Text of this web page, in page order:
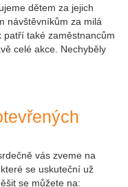
dětem za jejich
návštěvníkům za milá
patří také zaměstnancům
celé akce. Nechyběly
vás zveme na
se uskuteční už
se můžete na: